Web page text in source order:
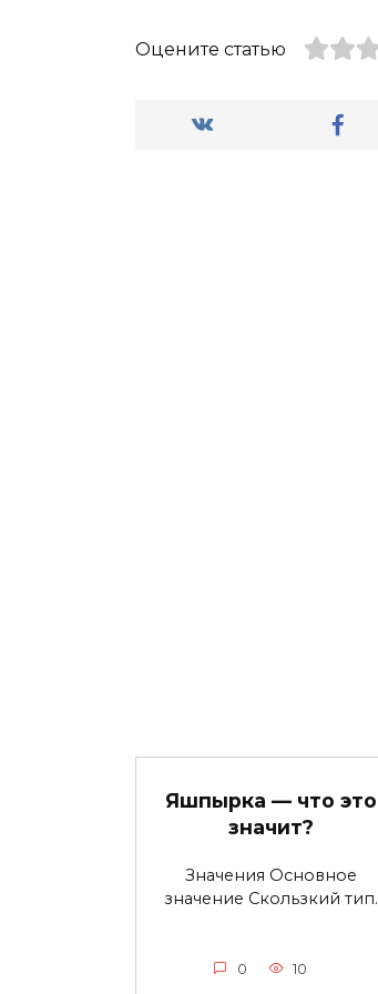
Оцените статью
Яшпырка — что это
значит?
Значения Основное
значение Скользкий тип.
0 10